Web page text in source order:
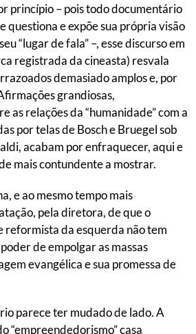
princípio – pois todo documentário
questiona e expõe sua própria visão
“lugar de fala” –, esse discurso em
registrada da cineasta) resvala
demasiado amplos e, por
grandiosas,
as relações da “humanidade” com a
por telas de Bosch e Bruegel sob
acabam por enfraquecer, aqui e
mais contundente a mostrar.
e ao mesmo tempo mais
pela diretora, de que o
reformista da esquerda não tem
de empolgar as massas
evangélica e sua promessa de
parece ter mudado de lado. A
“empreendedorismo” casa